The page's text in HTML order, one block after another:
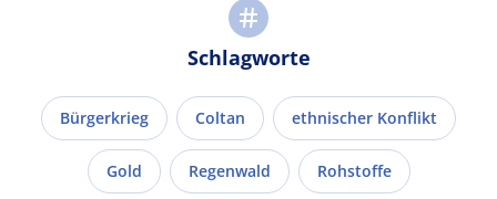
Schlagworte
Bürgerkrieg Coltan ethnischer Konflikt
Gold Regenwald Rohstoffe